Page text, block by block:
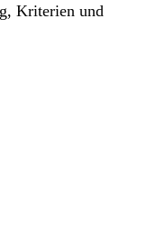
Kriterien und